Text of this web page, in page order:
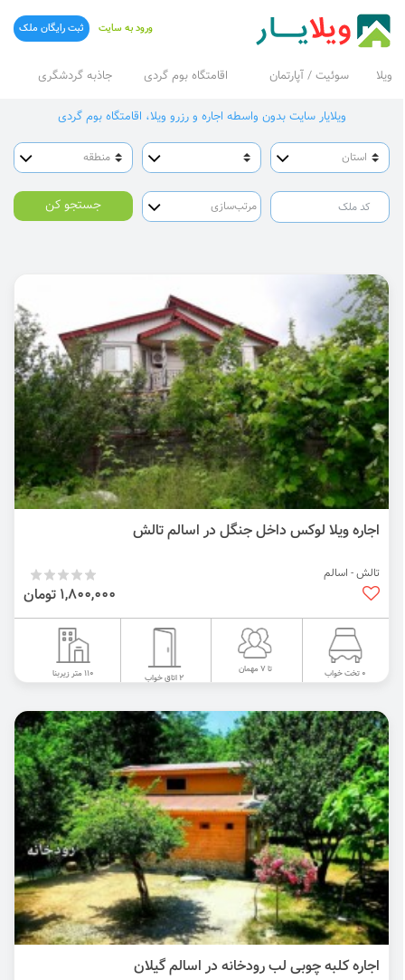
ویلا سوئیت / آپارتمان اقامتگاه بوم گردی جاذبه گردشگری
ورود به سایت ثبت رایگان ملک
ویلایار سایت بدون واسطه اجاره و رزرو ویلا، اقامتگاه بوم گردی
جستجو کن
اجاره ویلا لوکس داخل جنگل در اسالم تالش
تالش - اسالم
1,800,000 تومان
0 تخت خواب تا 7 مهمان
2 اتاق خواب 110 متر زیربنا
اجاره کلبه چوبی لب رودخانه در اسالم گیلان